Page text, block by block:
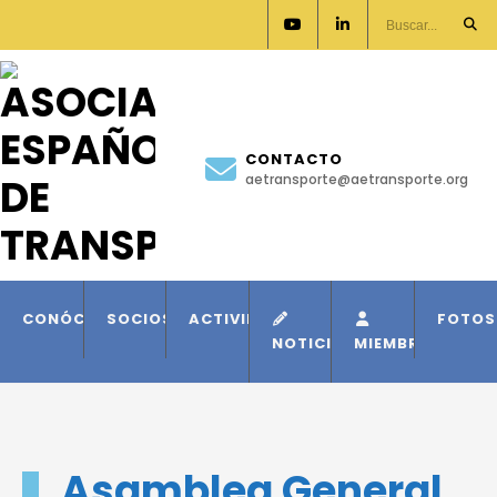
CONTACTO
aetransporte@aetransporte.org
CONÓCENOSSOCIOS
ACTIVIDADES
NOTICIAS MIEMBROS
FOTOS